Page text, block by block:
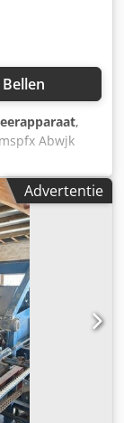
Bellen
,
Abwjk
Advertentie